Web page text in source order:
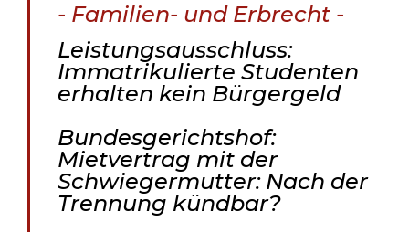
- Familien- und Erbrecht -
Leistungsausschluss:
Immatrikulierte Studenten
erhalten kein Bürgergeld
Bundesgerichtshof:
Mietvertrag mit der
Schwiegermutter: Nach der
Trennung kündbar?